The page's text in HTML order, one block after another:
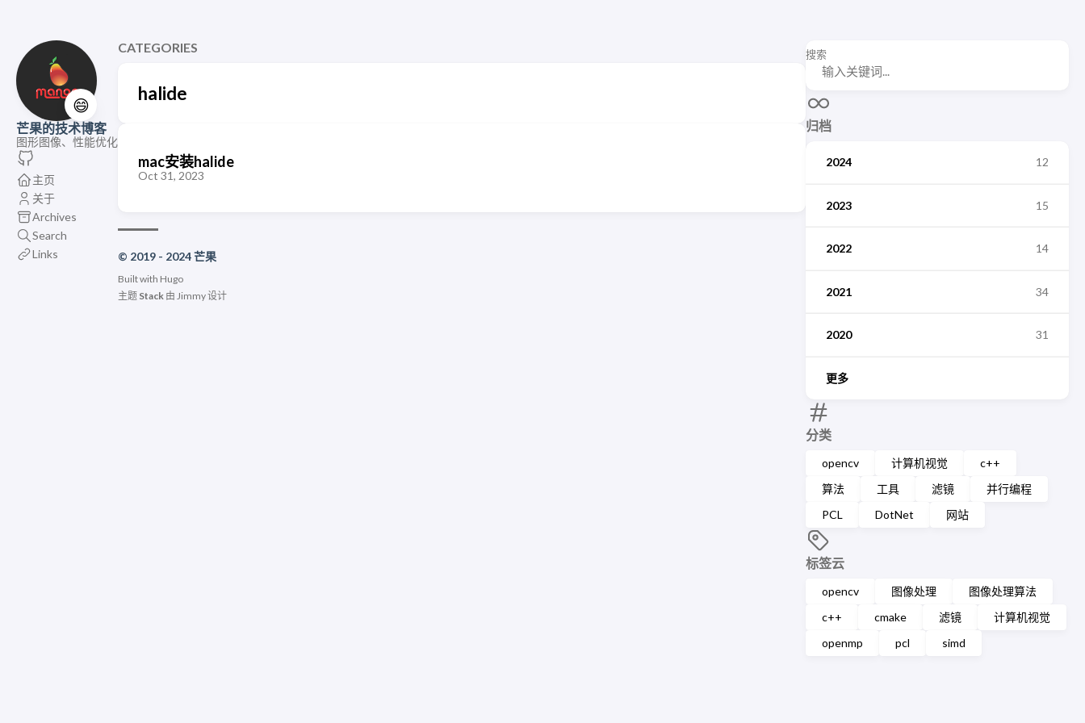
😄
芒果的技术博客
图形图像、性能优化
主页
关于
Archives
Search
Links
搜索
归档
2024 12
2023 15
2022 14
2021 34
2020 31
更多
分类
opencv 计算机视觉
c++
算法
工具 滤镜
并行编程
PCL
DotNet 网站
标签云
opencv 图像处理
图像处理算法
c++
cmake 滤镜
计算机视觉
openmp
pcl simd
CATEGORIES
halide
mac安装halide
Oct 31, 2023
© 2019 - 2024 芒果
Built with Hugo
主题 Stack 由 Jimmy设计